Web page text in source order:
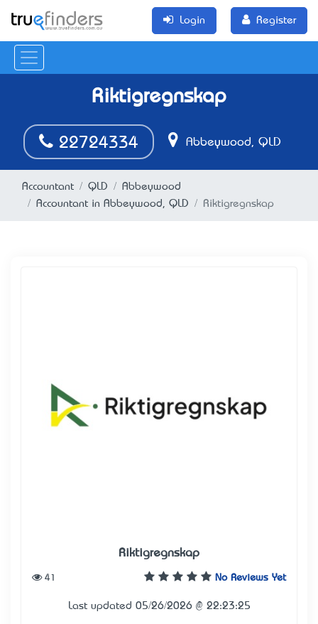
Login Register
Riktigregnskap
22724334 Abbeywood, QLD
Accountant QLD
Abbeywood
Accountant in Abbeywood, QLD
Riktigregnskap
Riktigregnskap
No Reviews Yet
41
Last updated 05/26/2026 @ 22:23:25